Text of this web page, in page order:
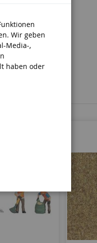
Wir geben
Media-,
haben oder